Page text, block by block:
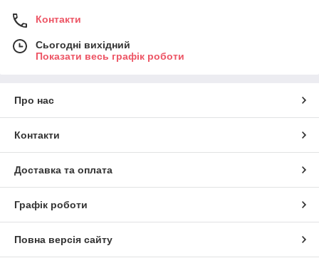
Контакти
Сьогодні вихідний
Показати весь графік роботи
Про нас
Контакти
Доставка та оплата
Графік роботи
Повна версія сайту